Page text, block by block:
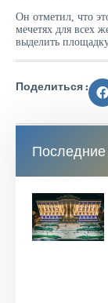
Он отметил, что
мечетях для всех
выделить
Поделиться :
Последние